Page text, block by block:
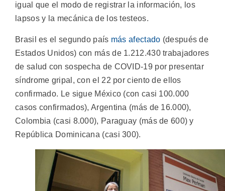
igual que el modo de registrar la información, los
lapsos y la mecánica de los testeos.
Brasil es el segundo país más afectado (después de
Estados Unidos) con más de 1.212.430 trabajadores
de salud con sospecha de COVID-19 por presentar
síndrome gripal, con el 22 por ciento de ellos
confirmado. Le sigue México (con casi 100.000
casos confirmados), Argentina (más de 16.000),
Colombia (casi 8.000), Paraguay (más de 600) y
República Dominicana (casi 300).